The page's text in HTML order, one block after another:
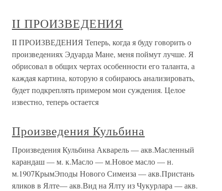
II ПРОИЗВЕДЕНИЯ
II ПРОИЗВЕДЕНИЯ Теперь, когда я буду говорить о
произведениях Эдуарда Мане, меня поймут лучше. Я
обрисовал в общих чертах особенности его таланта, а
каждая картина, которую я собираюсь анализировать,
будет подкреплять примером мои суждения. Целое
известно, теперь остается
Произведения Кульбина
Произведения Кульбина Акварель — акв.Масленный
карандаш — м. к.Масло — м.Новое масло — н.
м.1907КрымЭподы Нового Симеиза — акв.Пристань
яликов в Ялте— акв.Вид на Ялту из Чукурлара — акв.